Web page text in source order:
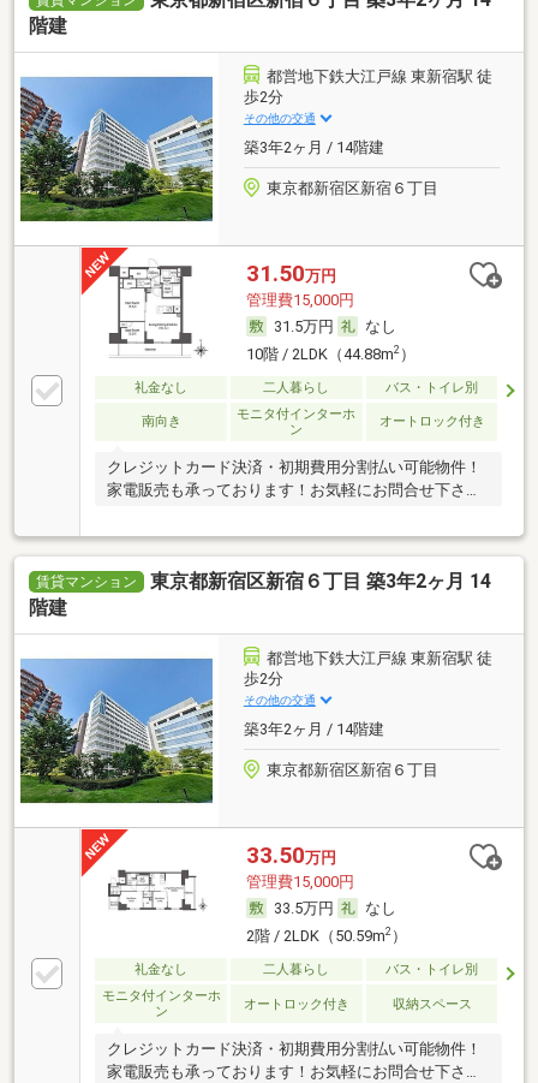
階建
都営地下鉄大江戸線 東新宿駅 徒
歩2分
その他の交通
築3年2ヶ月 / 14階建
東京都新宿区新宿６丁目
31.50万円
管理費15,000円
31.5万円
なし
10階 / 2LDK（44.88m2）
礼金なし 二人暮らし バス・トイレ別
南向き
モニタ付インターホ
ン
オートロック付き
クレジットカード決済・初期費用分割払い可能物件！
家電販売も承っております！お気軽にお問合せ下さ
賃貸マンション
東京都新宿区新宿６丁目 築3年2ヶ月 14
階建
都営地下鉄大江戸線 東新宿駅 徒
歩2分
その他の交通
築3年2ヶ月 / 14階建
東京都新宿区新宿６丁目
33.50万円
管理費15,000円
33.5万円
なし
2階 / 2LDK（50.59m2）
礼金なし 二人暮らし
バス・トイレ別
モニタ付インターホ
ン
オートロック付き 収納スペース
クレジットカード決済・初期費用分割払い可能物件！
家電販売も承っております！お気軽にお問合せ下さ